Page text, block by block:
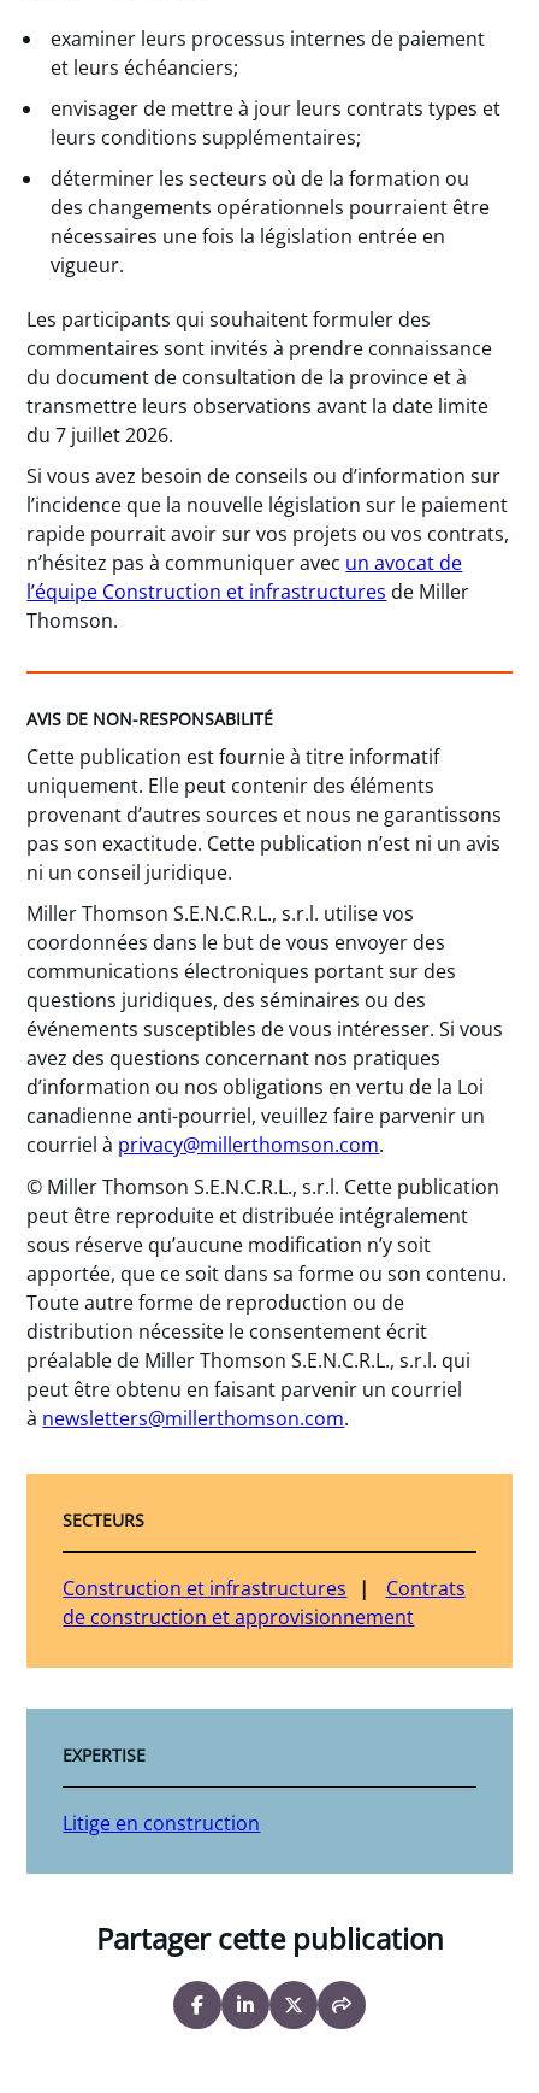
examiner leurs processus internes de paiement
et leurs échéanciers;
envisager de mettre à jour leurs contrats types et
leurs conditions supplémentaires;
déterminer les secteurs où de la formation ou
des changements opérationnels pourraient être
nécessaires une fois la législation entrée en
vigueur.
Les participants qui souhaitent formuler des
commentaires sont invités à prendre connaissance
du document de consultation de la province et à
transmettre leurs observations avant la date limite
du 7 juillet 2026.
Si vous avez besoin de conseils ou d’information sur
l’incidence que la nouvelle législation sur le paiement
rapide pourrait avoir sur vos projets ou vos contrats,
n’hésitez pas à communiquer avec un avocat de
l’équipe Construction et infrastructures de Miller
Thomson.
AVIS DE NON-RESPONSABILITÉ
Cette publication est fournie à titre informatif
uniquement. Elle peut contenir des éléments
provenant d’autres sources et nous ne garantissons
pas son exactitude. Cette publication n’est ni un avis
ni un conseil juridique.
Miller Thomson S.E.N.C.R.L., s.r.l. utilise vos
coordonnées dans le but de vous envoyer des
communications électroniques portant sur des
questions juridiques, des séminaires ou des
événements susceptibles de vous intéresser. Si vous
avez des questions concernant nos pratiques
d’information ou nos obligations en vertu de la Loi
canadienne anti-pourriel, veuillez faire parvenir un
courriel à privacy@millerthomson.com.
© Miller Thomson S.E.N.C.R.L., s.r.l. Cette publication
peut être reproduite et distribuée intégralement
sous réserve qu’aucune modification n’y soit
apportée, que ce soit dans sa forme ou son contenu.
Toute autre forme de reproduction ou de
distribution nécessite le consentement écrit
préalable de Miller Thomson S.E.N.C.R.L., s.r.l. qui
peut être obtenu en faisant parvenir un courriel
à newsletters@millerthomson.com.
SECTEURS
Construction et infrastructures
Contrats
de construction et approvisionnement
EXPERTISE
Litige en construction
Partager cette publication